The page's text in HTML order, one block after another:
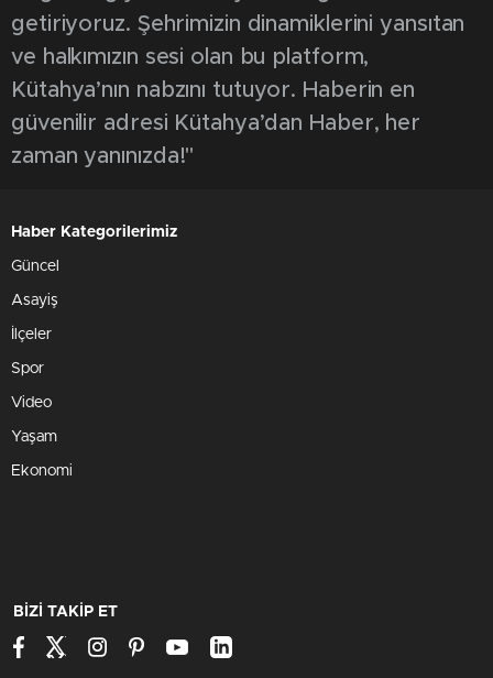
getiriyoruz. Şehrimizin dinamiklerini yansıtan
ve halkımızın sesi olan bu platform,
Kütahya’nın nabzını tutuyor. Haberin en
güvenilir adresi Kütahya’dan Haber, her
zaman yanınızda!"
Haber Kategorilerimiz
Güncel
Asayiş
İlçeler
Spor
Video
Yaşam
Ekonomi
BİZİ TAKİP ET